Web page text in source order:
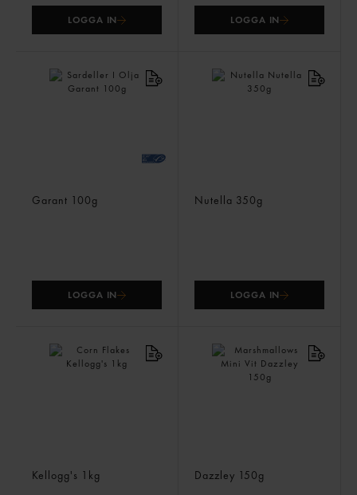
LOGGA IN LOGGA IN
Garant 100g
LOGGA IN
Nutella 350g
LOGGA IN
Kellogg's 1kg Dazzley 150g